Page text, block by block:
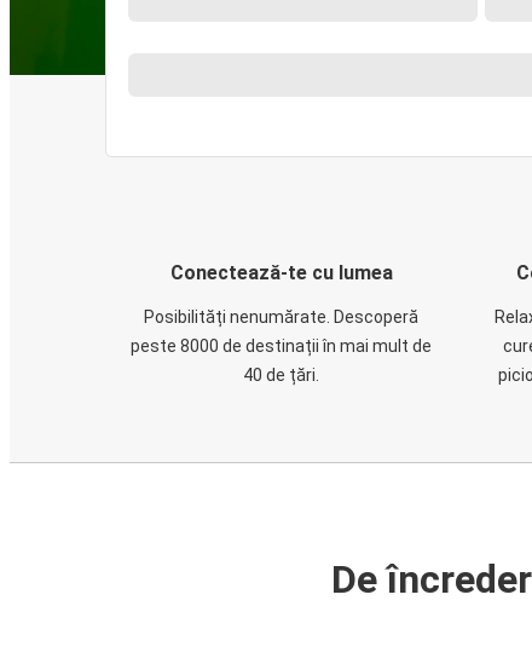
Conectează-te cu lumea
Posibilități nenumărate. Descoperă
peste 8000 de destinații în mai mult de
40 de țări.
De